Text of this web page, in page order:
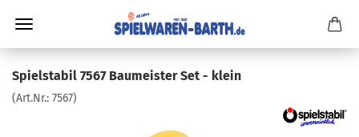
Spielstabil 7567 Baumeister Set - klein
(Art.Nr.: 7567)